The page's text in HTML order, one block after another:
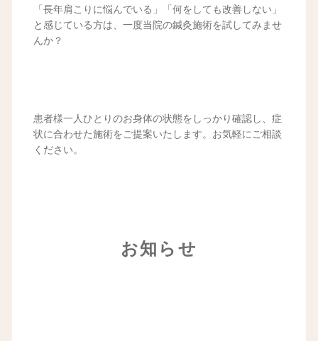
「長年肩こりに悩んでいる」「何をしても改善しない」
と感じている方は、一度当院の鍼灸施術を試してみませ
んか？
患者様一人ひとりのお身体の状態をしっかり確認し、症
状に合わせた施術をご提案いたします。お気軽にご相談
ください。
お知らせ